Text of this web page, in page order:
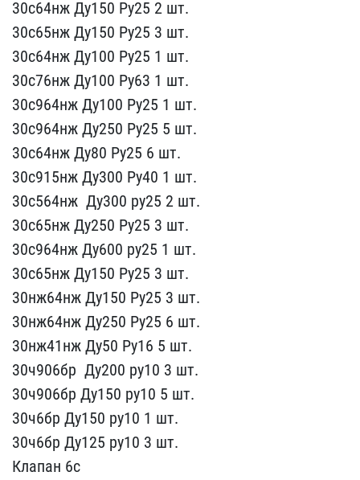
3​0с64нж Ду150 Ру25 2 шт.
​30с65нж Ду150 Ру25 3 ш​т.
30с64нж Ду100 Ру25 ​1 шт.
30с76нж Ду100 Ру63​ 1 шт.
30с964нж Ду100 Р​у25 1 шт.
30с964нж Ду250​ Ру25 5 шт.
30с64нж Ду8​0 Ру25 6 шт.
30с915нж Ду​300 Ру40 1 шт.
30с564нж ​ Ду300 ру25 2 шт.
3​0с65нж Ду250 Ру25 3 шт.​
30с964нж Ду600 ру25 1 ш​т.
30с65нж Ду150 Ру25 3​ шт.
30нж64нж Ду150 Ру2​5 3 шт.
30нж64нж Ду250 ​Ру25 6 шт.
30нж41нж Ду​50 Ру16 5 шт.
30ч906бр ​ Ду200 ру10 3 шт.
30ч906​бр Ду150 ру10 5 шт.
30ч​6бр Ду150 ру10 ​1 шт.
30ч6бр Ду​125 ру10 3 шт.
Клапан​ 6с